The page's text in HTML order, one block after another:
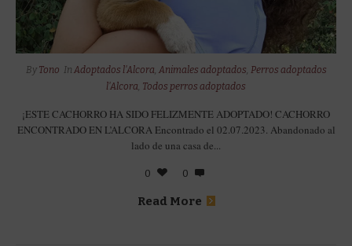
By Tono In Adoptados l'Alcora Animales adoptados Perros adoptados
l'Alcora Todos perros adoptados
¡ESTE CACHORRO HA SIDO FELIZMENTE ADOPTADO! CACHORRO
ENCONTRADO EN L’ALCORA Encontrado el 02.07.2023. Abandonado al
lado de una casa de...
0 0
Read More